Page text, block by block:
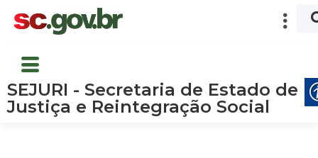
SEJURI - Secretaria de Estado de
Justiça e Reintegração Social